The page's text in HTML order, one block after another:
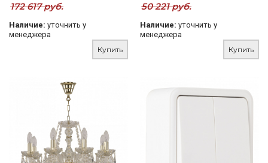
172 617 руб.
Наличие: уточнить у
менеджера
Купить
50 221 руб.
Наличие: уточнить у
менеджера
Купить